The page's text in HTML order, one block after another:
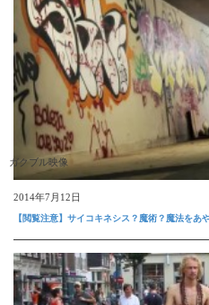
ガクブル映像
2014年7月12日
【閲覧注意】サイコキネシス？魔術？魔法をあ